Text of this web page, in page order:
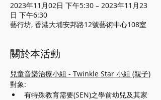
2023年11月02日 下午5:30 – 2023年11月23
日 下午6:30
藝行坊, 香港大埔安邦路12號藝術中心108室
關於本活動
兒童音樂治療小組 - Twinkle Star 小組 (親子)
對象:
有特殊教育需要(SEN)之學前幼兒及其家